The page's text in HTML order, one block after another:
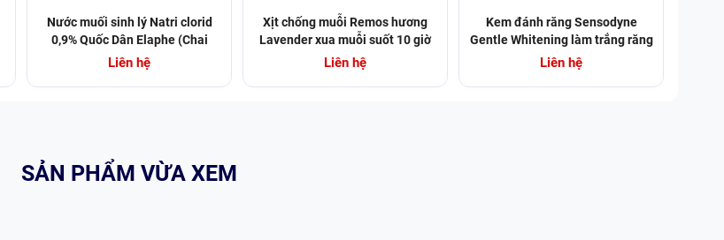
Nước muối sinh lý Natri clorid
0,9% Quốc Dân Elaphe (Chai
1000ml) (Chai)
Liên hệ
Xịt chống muỗi Remos hương
Lavender xua muỗi suốt 10 giờ
(150ml)
Liên hệ
Kem đánh răng Sensodyne
Gentle Whitening làm trắng răng
tự nhiên, bảo vệ răng ê buốt mỗi
ngày (100g)
Liên hệ
SẢN PHẨM VỪA XEM